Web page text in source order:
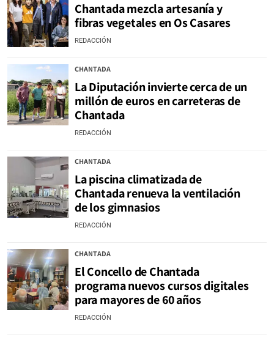
Chantada mezcla artesanía y
fibras vegetales en Os Casares
REDACCIÓN
CHANTADA
La Diputación invierte cerca de un
millón de euros en carreteras de
Chantada
REDACCIÓN
CHANTADA
La piscina climatizada de
Chantada renueva la ventilación
de los gimnasios
REDACCIÓN
CHANTADA
El Concello de Chantada
programa nuevos cursos digitales
para mayores de 60 años
REDACCIÓN